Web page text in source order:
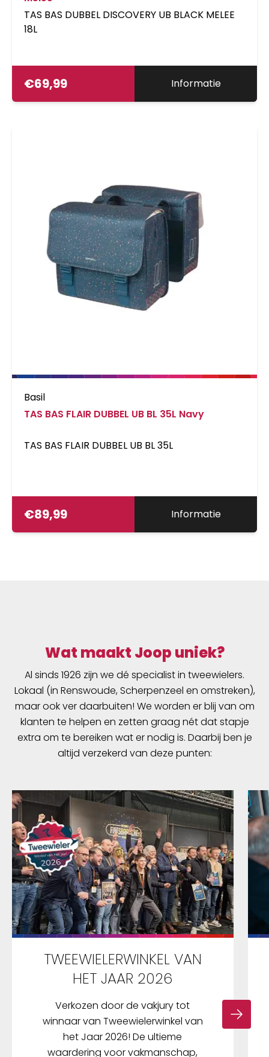
TAS BAS DUBBEL DISCOVERY UB BLACK MELEE
18L
€69,99 Informatie
Basil
TAS BAS FLAIR DUBBEL UB BL 35L Navy
TAS BAS FLAIR DUBBEL UB BL 35L
€89,99 Informatie
Wat maakt Joop uniek?
Al sinds 1926 zijn we dé specialist in tweewielers.
Lokaal (in Renswoude, Scherpenzeel en omstreken),
maar ook ver daarbuiten! We worden er blij van om
klanten te helpen en zetten graag nét dat stapje
extra om te bereiken wat er nodig is. Daarbij ben je
altijd verzekerd van deze punten:
TWEEWIELERWINKEL VAN
HET JAAR 2026
Verkozen door de vakjury tot
winnaar van Tweewielerwinkel van
het Jaar 2026! De ultieme
waardering voor vakmanschap,